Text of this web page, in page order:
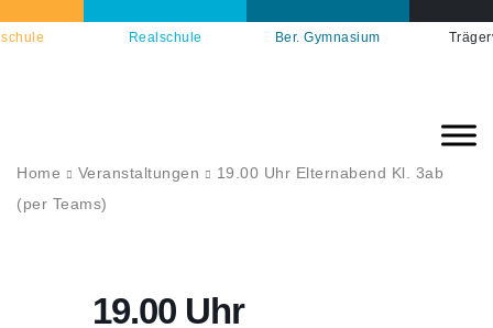
Realschule Ber. Gymnasium
Home Veranstaltungen
19.00 Uhr Elternabend Kl. 3ab
(per Teams)
19.00 Uhr